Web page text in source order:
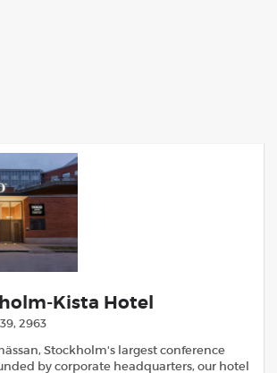
Kista Hotel
2963
Stockholm's largest conference
by corporate headquarters, our hotel